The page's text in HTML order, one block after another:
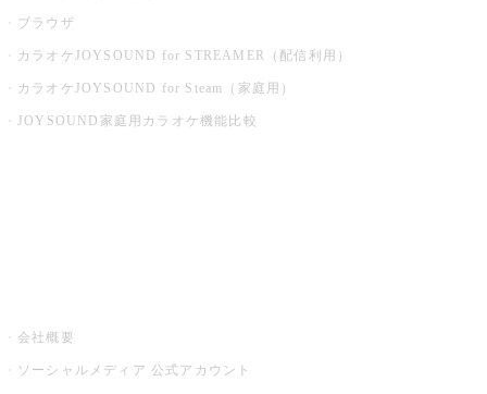
ブラウザ
カラオケJOYSOUND for STREAMER（配信利用）
カラオケJOYSOUND for Steam（家庭用）
JOYSOUND家庭用カラオケ機能比較
会社概要
ソーシャルメディア 公式アカウント